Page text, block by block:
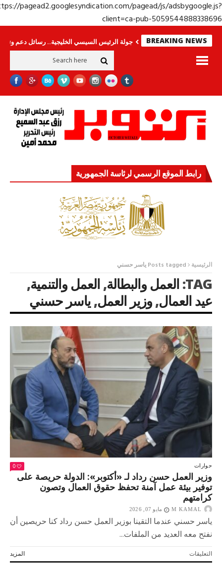
https://pagead2.googlesyndication.com/pagead/js/
client=ca-pub-
BREAKING NEWS
وحراس لا ينامون جولة الرئيس السيسي الخليجية.. رسائل دعم وتضامن
رابط الموقع الرسمي لرئاسة الجمهورية
الرئيسية Posts tagged ياسر حسني
TAG: العمل والبطالة,العمل والتنمية,
عيد العمال,وزير العمل,ياسر حسني
حوارات 0
وزير العمل حسن رداد لـ «أكتوبر»: الدولة حريصة على
توفير بيئة عمل آمنة تحفظ حقوق العمال وتصون
كرامتهم
M KAMAL مايو 07, 2026
ياسر حسني عندما التقينا بوزير العمل حسن رداد كنا حريصين أن
نفتح معه العديد من الملفات...
المزيد التعليقاتعلى
وزير